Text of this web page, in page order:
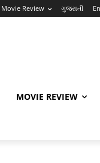
Movie Review ગુજરાતી
MOVIE REVIEW